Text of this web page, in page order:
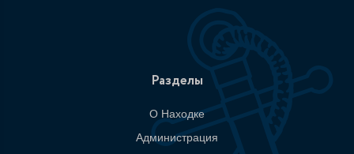
Разделы
О Находке
Администрация